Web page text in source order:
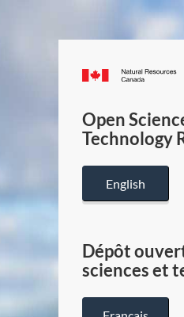
Open
Technology
English
Dépôt
sciences et